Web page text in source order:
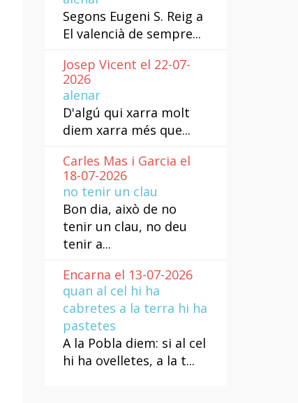
Segons Eugeni S. Reig a
El valencià de sempre...
Josep Vicent el 22-07-
2026
alenar
D'algú qui xarra molt
diem xarra més que...
Carles Mas i Garcia el
18-07-2026
no tenir un clau
Bon dia, això de no
tenir un clau, no deu
tenir a...
Encarna el 13-07-2026
quan al cel hi ha
cabretes a la terra hi ha
pastetes
A la Pobla diem: si al cel
hi ha ovelletes, a la t...